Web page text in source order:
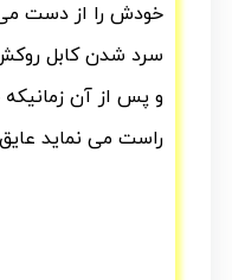
خودش را از دست
سرد شدن کابل
و پس از آن
راست می نماید